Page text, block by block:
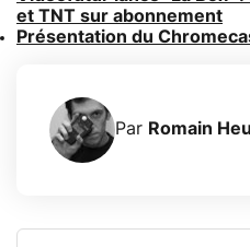
et TNT sur abonnement
Présentation du
Par Romain